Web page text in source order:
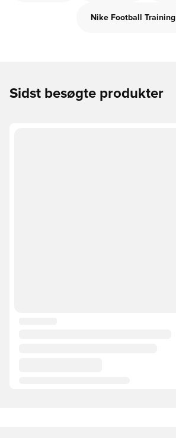
Nike Football Training
Sidst besøgte produkter